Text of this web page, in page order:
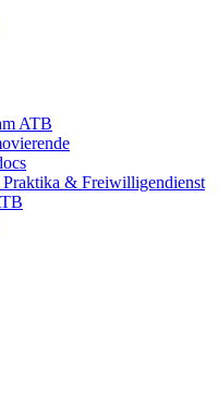
ATB
Praktika & Freiwilligendienst